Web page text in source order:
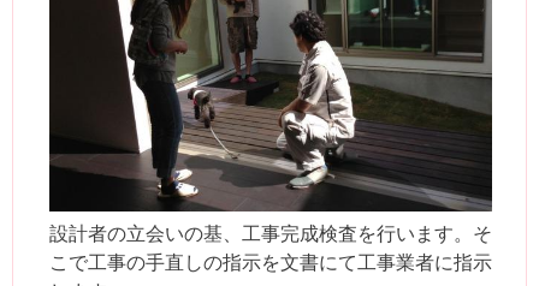
設計者の立会いの基、工事完成検査を行います。そ
こで工事の手直しの指示を文書にて工事業者に指示